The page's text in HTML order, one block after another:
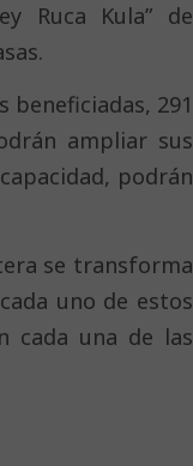
Ruca Kula” de
beneficiadas, 291
ampliar sus
podrán
se transforma
uno de estos
cada una de las